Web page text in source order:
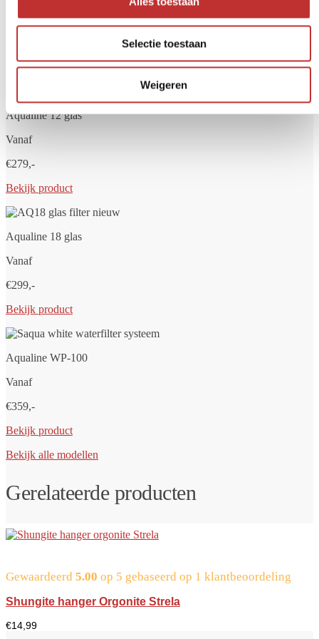
Selectie toestaan
Weigeren
Vanaf
Bekijk product
Aqualine 12 glas
Vanaf
€279,-
Bekijk product
Aqualine 18 glas
Vanaf
€299,-
Bekijk product
Aqualine WP-100
Vanaf
€359,-
Bekijk product
Bekijk alle modellen
Gerelateerde producten
Gewaardeerd 5.00 op 5 gebaseerd op 1 klantbeoordeling
Shungite hanger Orgonite Strela
€14,99